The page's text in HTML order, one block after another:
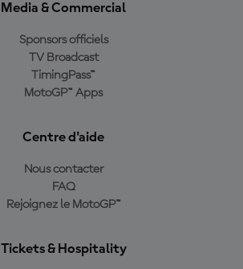
Media & Commercial
Sponsors officiels
TV Broadcast
TimingPass™
MotoGP™ Apps
Centre d'aide
Nous contacter
FAQ
Rejoignez le MotoGP™
Tickets & Hospitality